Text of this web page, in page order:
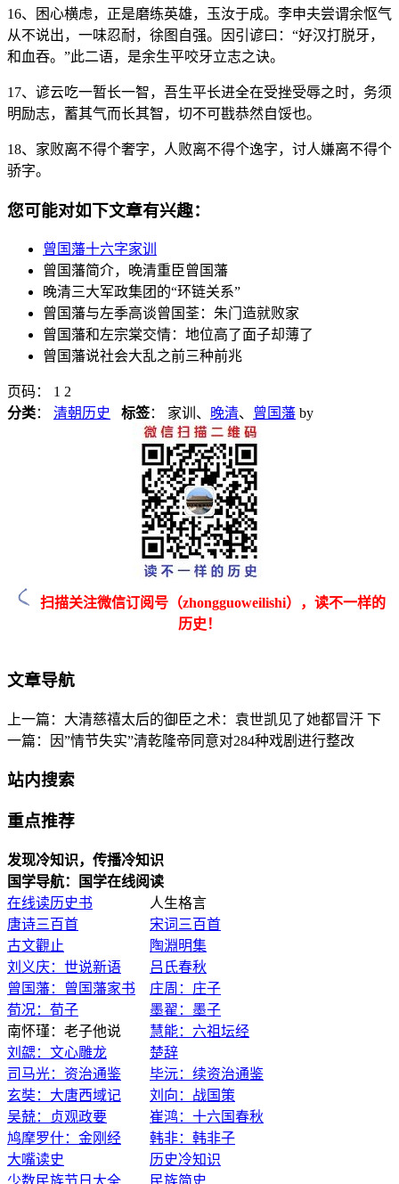
16、困心横虑，正是磨练英雄，玉汝于成。李申夫尝谓余怄气
从不说出，一味忍耐，徐图自强。因引谚曰：“好汉打脱牙，
和血吞。”此二语，是余生平咬牙立志之诀。
17、谚云吃一暂长一智，吾生平长进全在受挫受辱之时，务须
明励志，蓄其气而长其智，切不可戡恭然自馁也。
18、家败离不得个奢字，人败离不得个逸字，讨人嫌离不得个
骄字。
您可能对如下文章有兴趣：
曾国藩十六字家训
曾国藩简介，晚清重臣曾国藩
晚清三大军政集团的“环链关系”
曾国藩与左季高谈曾国荃：朱门造就败家
曾国藩和左宗棠交情：地位高了面子却薄了
曾国藩说社会大乱之前三种前兆
页码： 1 2
分类： 清朝历史 标签： 家训、 晚清、 曾国藩 by
扫描关注微信订阅号（zhongguoweilishi），读不一样的
历史！
文章导航
上一篇：大清慈禧太后的御臣之术：袁世凯见了她都冒汗 下
一篇：因”情节失实”清乾隆帝同意对284种戏剧进行整改
站内搜索
重点推荐
发现冷知识，传播冷知识
国学导航：国学在线阅读
在线读历史书 人生格言
唐诗三百首
宋词三百首
古文觀止
陶淵明集
刘义庆：世说新语
吕氏春秋
曾国藩：曾国藩家书
庄周：庄子
荀况：荀子
墨翟：墨子
南怀瑾：老子他说 慧能：六祖坛经
刘勰：文心雕龙
楚辞
司马光：资治通鉴
毕沅：续资治通鉴
玄奘：大唐西域记
刘向：战国策
吴兢：贞观政要
崔鸿：十六国春秋
鸠摩罗什：金刚经
韩非：韩非子
大嘴读史
历史冷知识
少数民族节日大全
民族简史